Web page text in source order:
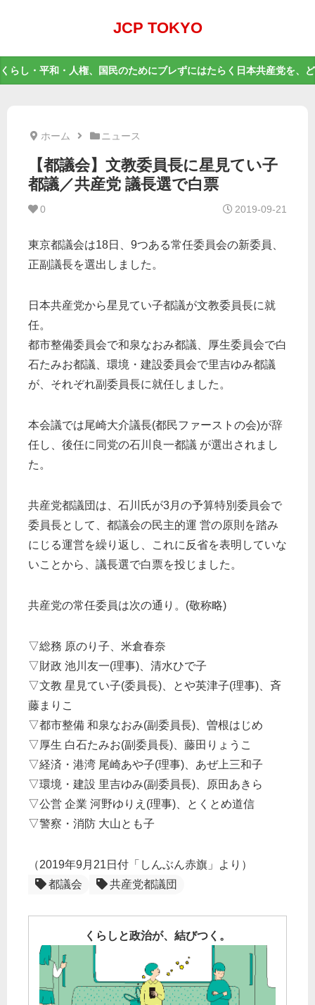
JCP TOKYO
くらし・平和・人権、国民のためにブレずにはたらく日本共産党を、
ホーム ニュース
【都議会】文教委員長に星見てい子
都議／共産党 議長選で白票
0 2019-09-21
東京都議会は18日、9つある常任委員会の新委員、
正副議長を選出しました。
日本共産党から星見てい子都議が文教委員長に就
任。
都市整備委員会で和泉なおみ都議、厚生委員会で白
石たみお都議、環境・建設委員会で里吉ゆみ都議
が、それぞれ副委員長に就任しました。
本会議では尾崎大介議長(都民ファーストの会)が辞
任し、後任に同党の石川良一都議 が選出されまし
た。
共産党都議団は、石川氏が3月の予算特別委員会で
委員長として、都議会の民主的運 営の原則を踏み
にじる運営を繰り返し、これに反省を表明していな
いことから、議長選で白票を投じました。
共産党の常任委員は次の通り。(敬称略)
▽総務 原のり子、米倉春奈
▽財政 池川友一(理事)、清水ひで子
▽文教 星見てい子(委員長)、とや英津子(理事)、斉
藤まりこ
▽都市整備 和泉なおみ(副委員長)、曽根はじめ
▽厚生 白石たみお(副委員長)、藤田りょうこ
▽経済・港湾 尾崎あや子(理事)、あぜ上三和子
▽環境・建設 里吉ゆみ(副委員長)、原田あきら
▽公営 企業 河野ゆりえ(理事)、とくとめ道信
▽警察・消防 大山とも子
（2019年9月21日付「しんぶん赤旗」より）
都議会
共産党都議団
くらしと政治が、結びつく。